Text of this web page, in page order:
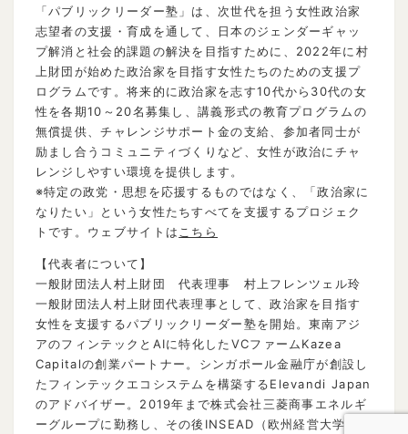
「パブリックリーダー塾」は、次世代を担う女性政治家
志望者の支援・育成を通して、日本のジェンダーギャッ
プ解消と社会的課題の解決を目指すために、2022年に村
上財団が始めた政治家を目指す女性たちのための支援プ
ログラムです。将来的に政治家を志す10代から30代の女
性を各期10～20名募集し、講義形式の教育プログラムの
無償提供、チャレンジサポート金の支給、参加者同士が
励まし合うコミュニティづくりなど、女性が政治にチャ
レンジしやすい環境を提供します。
※特定の政党・思想を応援するものではなく、「政治家に
なりたい」という女性たちすべてを支援するプロジェク
トです。ウェブサイトは こちら
【代表者について】
一般財団法人村上財団 代表理事 村上フレンツェル玲
一般財団法人村上財団代表理事として、政治家を目指す
女性を支援するパブリックリーダー塾を開始。東南アジ
アのフィンテックとAIに特化したVCファームKazea
Capitalの創業パートナー。シンガポール金融庁が創設し
たフィンテックエコシステムを構築するElevandi Japan
のアドバイザー。2019年まで株式会社三菱商事エネルギ
ーグループに勤務し、その後INSEAD（欧州経営大学院）